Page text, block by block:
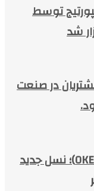
توسط
شد
در صنعت
معرفی کرکره فولادی اوکر (OKER)؛ نسل جدید